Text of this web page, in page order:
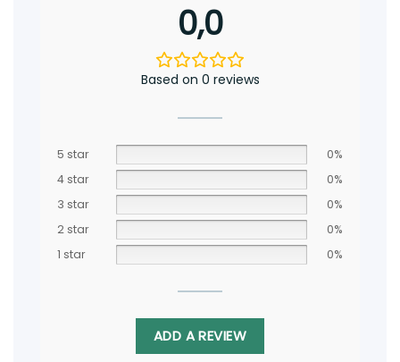
0,0
Based on 0 reviews
5 star
0%
4 star
0%
3 star
0%
2 star
0%
1 star
0%
ADD A REVIEW